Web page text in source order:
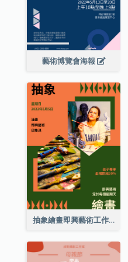
藝術博覽會海報
抽象繪畫即興藝術工作坊海報